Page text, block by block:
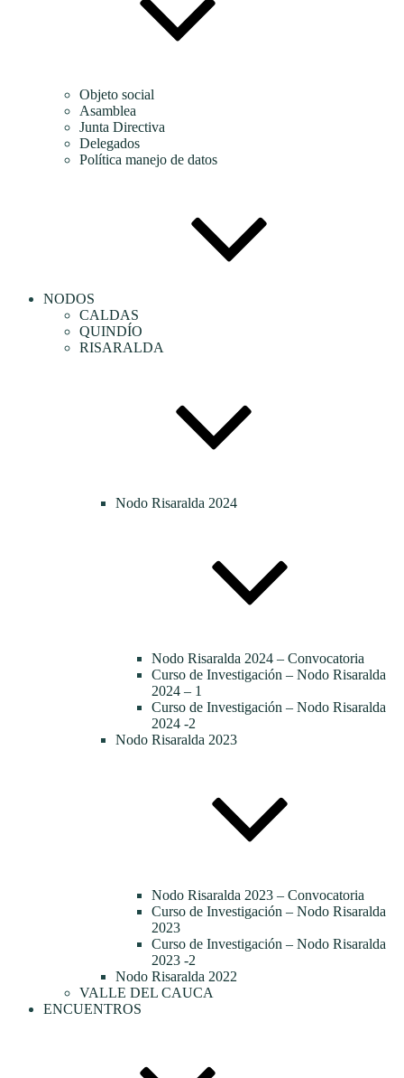
Objeto social
Asamblea
Junta Directiva
Delegados
Política manejo de datos
NODOS
CALDAS
QUINDÍO
RISARALDA
Nodo Risaralda 2024
Nodo Risaralda 2024 – Convocatoria
Curso de Investigación – Nodo Risaralda
2024 – 1
Curso de Investigación – Nodo Risaralda
2024 -2
Nodo Risaralda 2023
Nodo Risaralda 2023 – Convocatoria
Curso de Investigación – Nodo Risaralda
2023
Curso de Investigación – Nodo Risaralda
2023 -2
Nodo Risaralda 2022
VALLE DEL CAUCA
ENCUENTROS